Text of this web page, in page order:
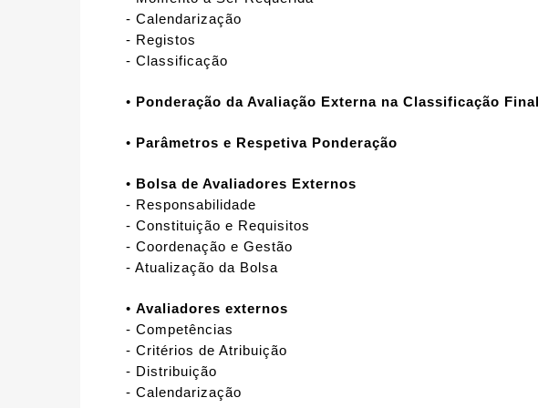
- Calendarização
- Registos
- Classificação
• Ponderação da Avaliação Externa na Classificação Final
• Parâmetros e Respetiva Ponderação
• Bolsa de Avaliadores Externos
- Responsabilidade
- Constituição e Requisitos
- Coordenação e Gestão
- Atualização da Bolsa
•Avaliadores externos
- Competências
- Critérios de Atribuição
- Distribuição
- Calendarização